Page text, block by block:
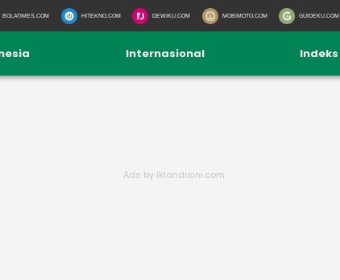
BOLATIMES.COM HITEKNO.COM DEWIKU.COM MOBIMOTO.COM GUIDEKU.COM
Internasional Indeks